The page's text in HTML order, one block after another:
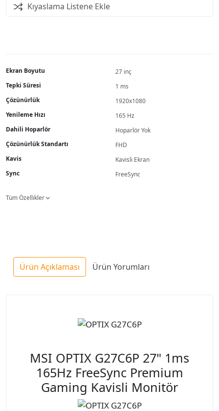
Kıyaslama Listene Ekle
Ekran Boyutu
27 inç
Tepki Süresi
1 ms
Çözünürlük
1920x1080
Yenileme Hızı
165 Hz
Dahili Hoparlör
Hoparlör Yok
Çözünürlük Standartı
FHD
Kavis
Kavisli Ekran
Sync
FreeSync
Tüm Özellikler
Ürün Açıklaması Ürün Yorumları
MSI OPTIX G27C6P 27" 1ms
165Hz FreeSync Premium
Gaming Kavisli Monitör